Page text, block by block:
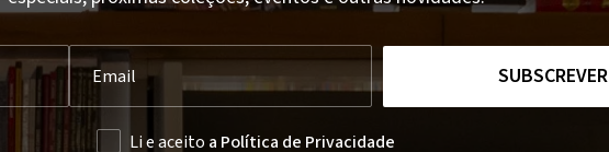
SUBSCREVER
Li e aceito a Política de Privacidade